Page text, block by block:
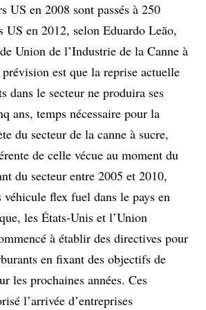
US en 2008 sont passés à 250
en 2012, selon Eduardo Leão,
Union de l’Industrie de la Canne à
est que la reprise actuelle
dans le secteur ne produira ses
ans, temps nécessaire pour la
du secteur de la canne à sucre,
de celle vécue au moment du
du secteur entre 2005 et 2010,
véhicule flex fuel dans le pays en
les États-Unis et l’Union
à établir des directives pour
en fixant des objectifs de
les prochaines années. Ces
l’arrivée d’entreprises